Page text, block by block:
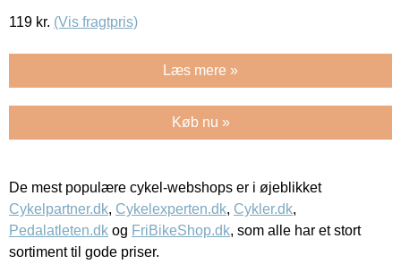
119 kr. (Vis fragtpris)
Læs mere »
Køb nu »
De mest populære cykel-webshops er i øjeblikket
Cykelpartner.dk, Cykelexperten.dk, Cykler.dk,
Pedalatleten.dk og FriBikeShop.dk, som alle har et stort
sortiment til gode priser.